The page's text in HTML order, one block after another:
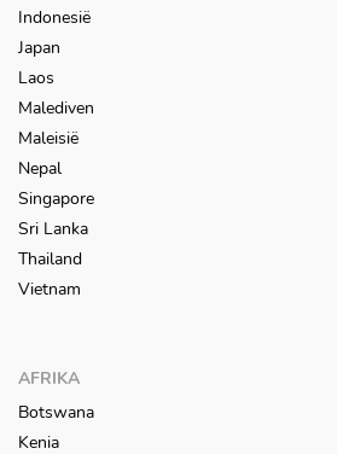
Indonesië
Japan
Laos
Malediven
Maleisië
Nepal
Singapore
Sri Lanka
Thailand
Vietnam
AFRIKA
Botswana
Kenia